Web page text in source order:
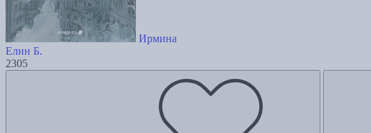
Ирмина
Елин Б.
2305